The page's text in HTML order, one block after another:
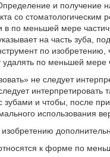
и
со
в по меньшей мере
на часть зуба,
по изобретению,
удалять по меньшей
не следует
зубами и чтобы, после
использования
к форме по